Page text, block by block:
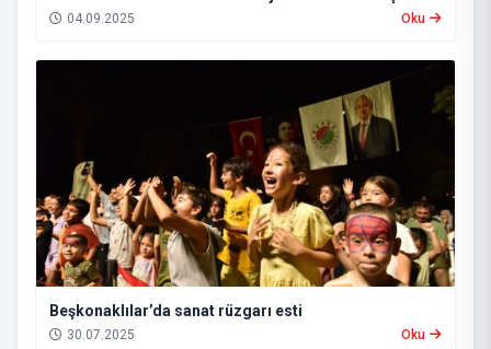
04.09.2025 Oku
Beşkonaklılar’da sanat rüzgarı esti
30.07.2025 Oku